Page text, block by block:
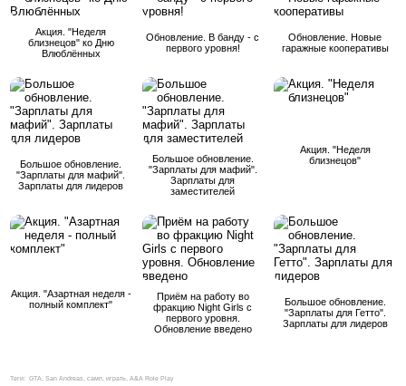
Акция. "Неделя
близнецов" ко Дню
Влюблённых
Обновление. В банду - с
первого уровня!
Обновление. Новые
гаражные кооперативы
Большое обновление.
"Зарплаты для мафий".
Зарплаты для лидеров
Большое обновление.
"Зарплаты для мафий".
Зарплаты для
заместителей
Акция. "Неделя
близнецов"
Акция. "Азартная неделя -
полный комплект"
Приём на работу во
фракцию Night Girls с
первого уровня.
Обновление введено
Большое обновление.
"Зарплаты для Гетто".
Зарплаты для лидеров
Теги: GTA, San Andreas, самп, играть, A&A Role Play